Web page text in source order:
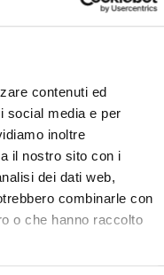
contenuti ed
social media e per
inoltre
il nostro sito con i
dei dati web,
combinarle con
o che hanno raccolto
(15 Maggio